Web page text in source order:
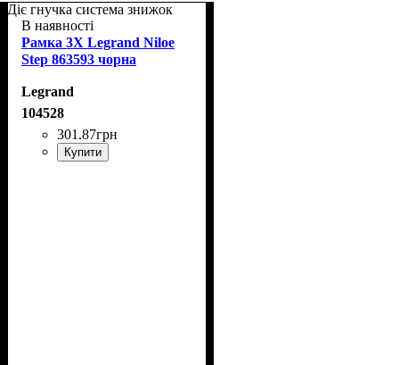
Діє гнучка система знижок
В наявності
Рамка 3Х Legrand Niloe
Step 863593 чорна
Legrand
104528
301 .87грн
Купити